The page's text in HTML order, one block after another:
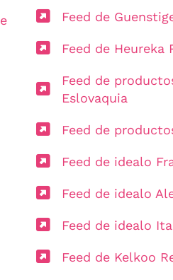
Feed de
Feed de Heureka
Feed de
Eslovaquia
Feed de
Feed de idealo
Feed de idealo
Feed de idealo
Feed de Kelkoo